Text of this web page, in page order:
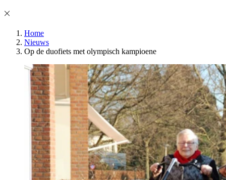
Home
Nieuws
Op de duofiets met olympisch kampioene